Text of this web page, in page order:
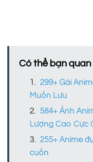
Có thể bạn
299+ Gái
Muốn Lưu
584+ Ảnh
Lượng Cao Cực
255+ Anime
cuốn